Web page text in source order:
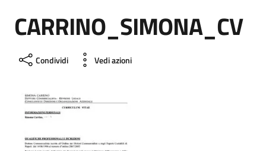
CARRINO_SIMONA_CV
Condividi Vedi azioni